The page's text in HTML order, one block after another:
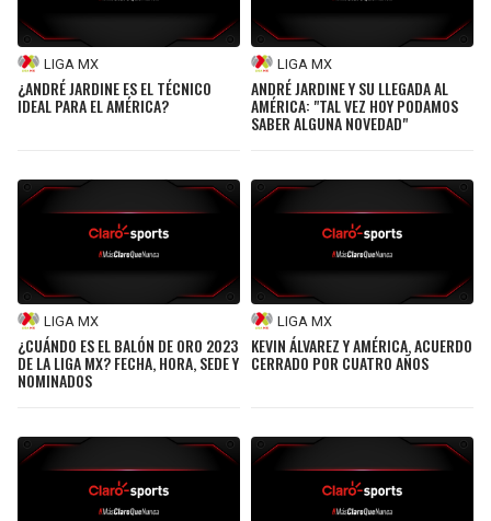
LIGA MX
¿ANDRÉ JARDINE ES EL TÉCNICO
IDEAL PARA EL AMÉRICA?
LIGA MX
ANDRÉ JARDINE Y SU LLEGADA AL
AMÉRICA: "TAL VEZ HOY PODAMOS
SABER ALGUNA NOVEDAD"
LIGA MX
¿CUÁNDO ES EL BALÓN DE ORO 2023
DE LA LIGA MX? FECHA, HORA, SEDE Y
NOMINADOS
LIGA MX
KEVIN ÁLVAREZ Y AMÉRICA, ACUERDO
CERRADO POR CUATRO AÑOS